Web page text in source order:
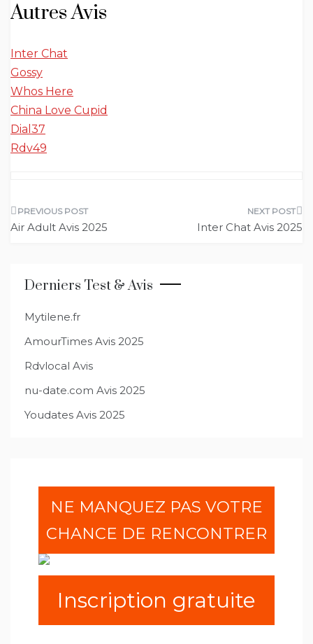
Autres Avis
Inter Chat
Gossy
Whos Here
China Love Cupid
Dial37
Rdv49
Navigation
Air Adult Avis 2025 Inter Chat Avis 2025
Derniers Test & Avis
Mytilene.fr
AmourTimes Avis 2025
Rdvlocal Avis
nu-date.com Avis 2025
Youdates Avis 2025
NE MANQUEZ PAS VOTRE
CHANCE DE RENCONTRER
Inscription gratuite